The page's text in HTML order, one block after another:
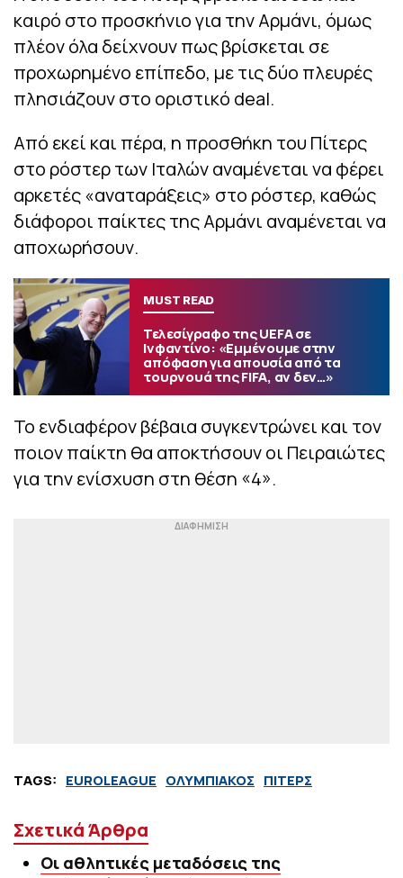
καιρό στο προσκήνιο για την Αρμάνι, όμως
πλέον όλα δείχνουν πως βρίσκεται σε
προχωρημένο επίπεδο, με τις δύο πλευρές
πλησιάζουν στο οριστικό deal.
Από εκεί και πέρα, η προσθήκη του Πίτερς
στο ρόστερ των Ιταλών αναμένεται να φέρει
αρκετές «αναταράξεις» στο ρόστερ, καθώς
διάφοροι παίκτες της Αρμάνι αναμένεται να
αποχωρήσουν.
MUST READ
Τελεσίγραφο της UEFA σε
Ινφαντίνο: «Εμμένουμε στην
απόφαση για απουσία από τα
τουρνουά της FIFA, αν δεν…»
Το ενδιαφέρον βέβαια συγκεντρώνει και τον
ποιον παίκτη θα αποκτήσουν οι Πειραιώτες
για την ενίσχυση στη θέση «4».
TAGS: EUROLEAGUE ΟΛΥΜΠΙΑΚΟΣ ΠΙΤΕΡΣ
Σχετικά Άρθρα
Οι αθλητικές μεταδόσεις της